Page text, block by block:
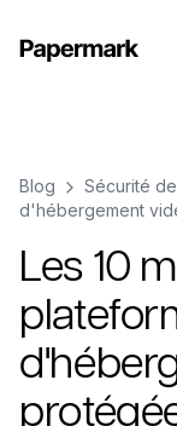
Blog Sécurité
d'hébergement
Les 10